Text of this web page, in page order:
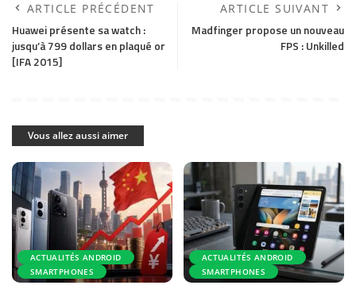
ARTICLE PRÉCÉDENT
Huawei présente sa watch :
jusqu’à 799 dollars en plaqué or
[IFA 2015]
ARTICLE SUIVANT
Madfinger propose un nouveau
FPS : Unkilled
Vous allez aussi aimer
ACTUALITÉS ANDROID
SMARTPHONES
ACTUALITÉS ANDROID
SMARTPHONES